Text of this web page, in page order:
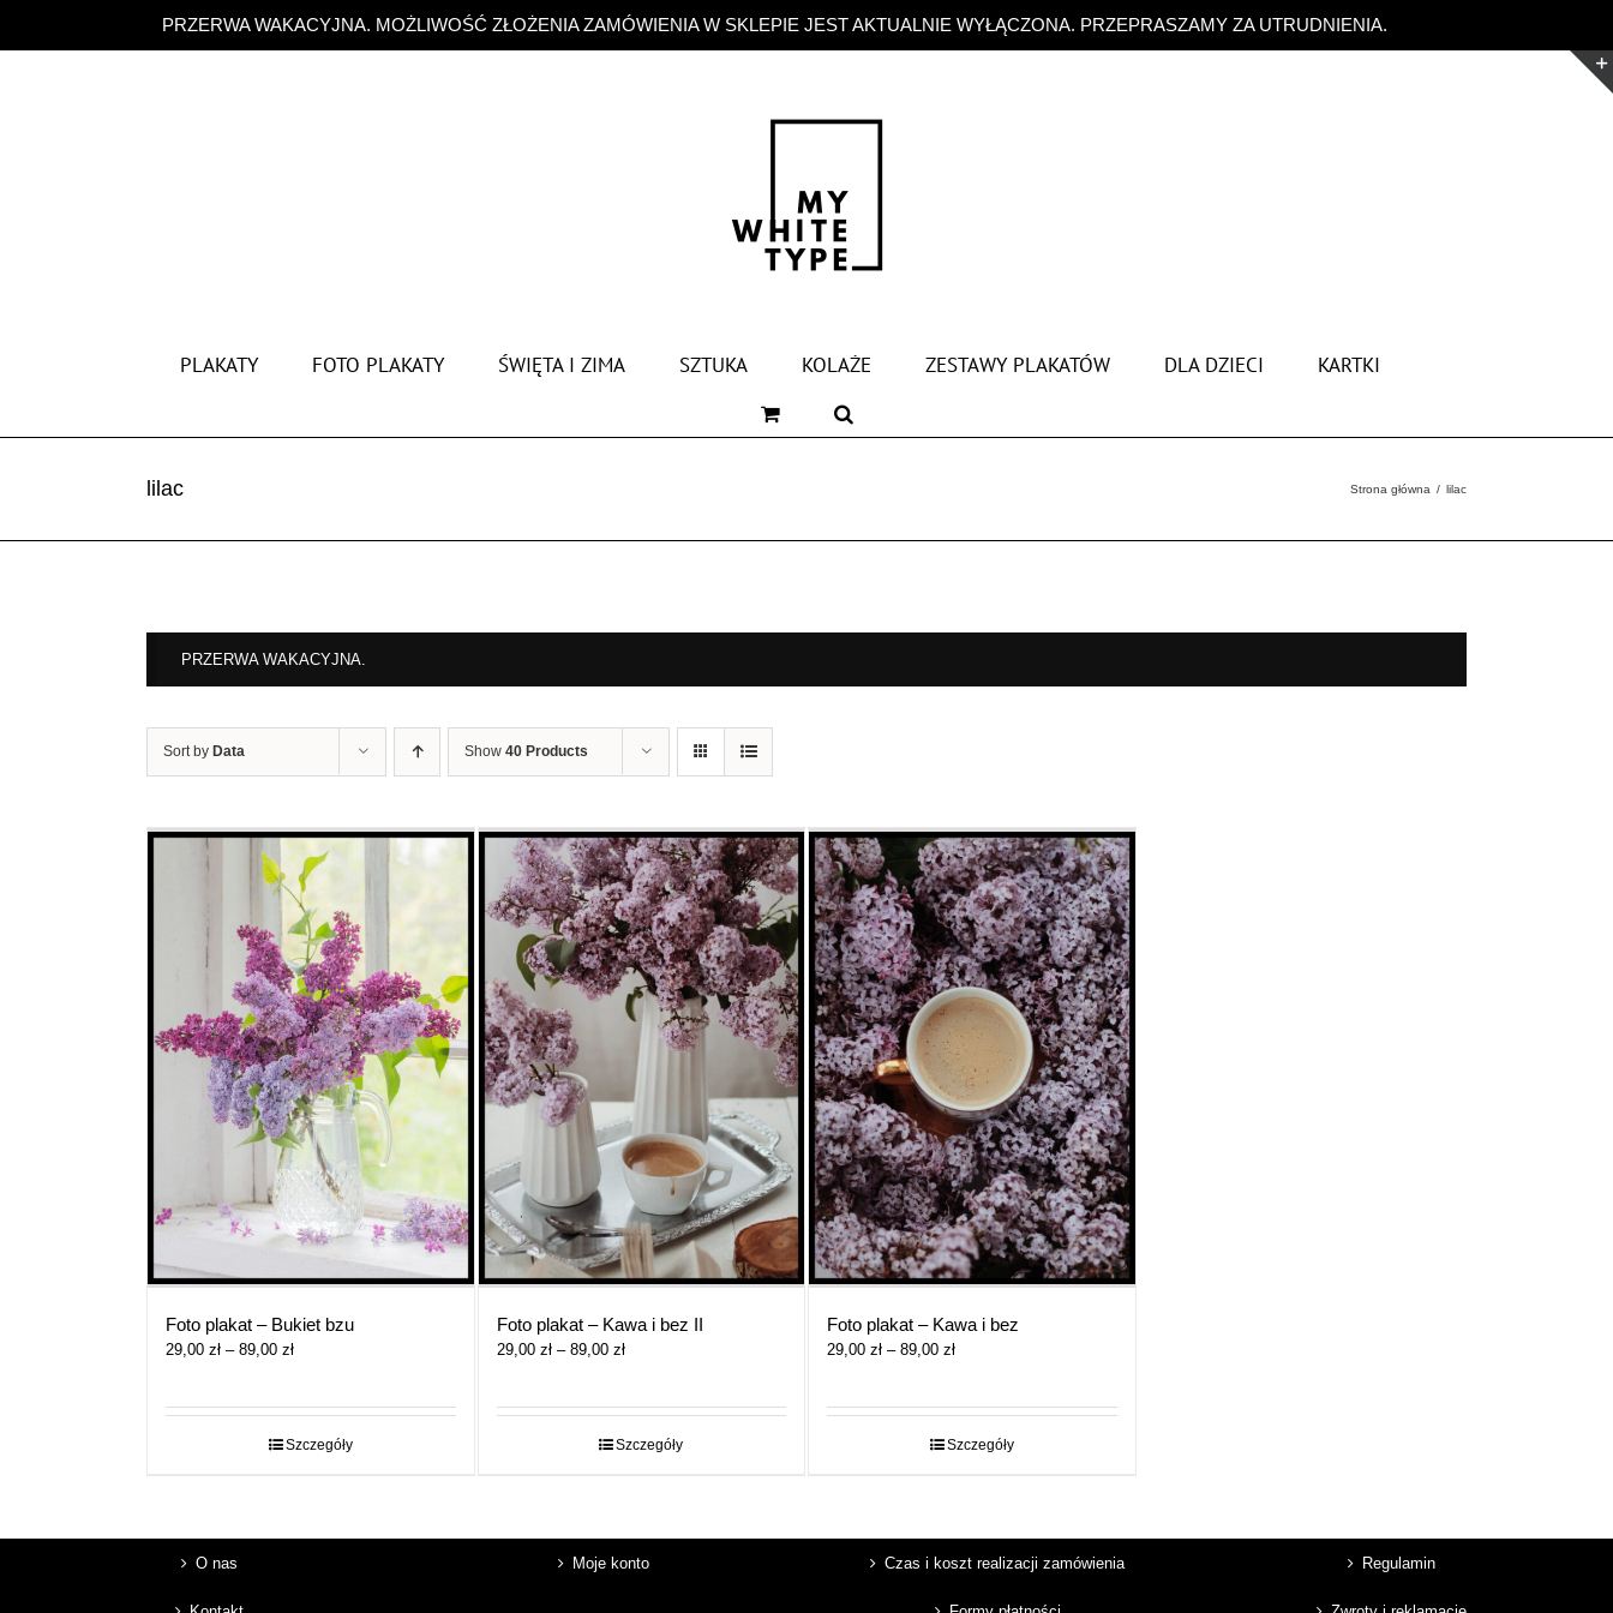
PRZERWA WAKACYJNA. MOŻLIWOŚĆ ZŁOŻENIA ZAMÓWIENIA W SKLEPIE JEST AKTUALNIE WYŁĄCZONA. PRZEPRASZAMY ZA UTRUDNIENIA.
zawartości
PLAKATY FOTO PLAKATY ŚWIĘTA I ZIMA SZTUKA KOLAŻE ZESTAWY PLAKATÓW DLA DZIECI KARTKI
lilac Strona główna lilac
PRZERWA WAKACYJNA.
Sort by Data Show 40 Products
Foto plakat – Bukiet bzu
29,00 zł – 89,00 złZakres
29,00 zł
do
Szczegóły
Foto plakat – Kawa i bez II
29,00 zł – 89,00 złZakres
29,00 zł
do
Szczegóły
Foto plakat – Kawa i bez
29,00 zł – 89,00 złZakres
29,00 zł
do
Szczegóły
O nas Moje konto Czas i koszt realizacji zamówienia Regulamin